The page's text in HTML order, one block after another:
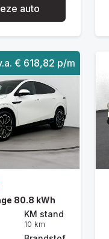
auto
€ 618,82 p/m
80.8 kWh
KM stand
10 km